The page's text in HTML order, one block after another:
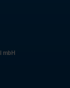
mbH